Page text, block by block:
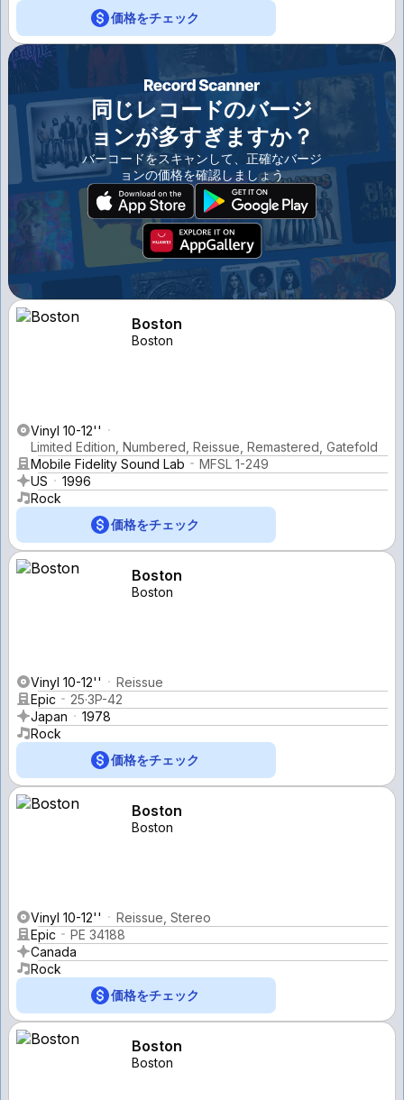
価格をチェック
同じレコードのバージ
ョンが多すぎますか？
バーコードをスキャンして、正確なバージ
ョンの価格を確認しましょう
Boston
Boston
Vinyl 10-12''
Limited Edition, Numbered, Reissue, Remastered, Gatefold
Mobile Fidelity Sound Lab
MFSL 1-249
US
1996
Rock
価格をチェック
Boston
Boston
Vinyl 10-12''
Reissue
Epic
25·3P-42
Japan
1978
Rock
価格をチェック
Boston
Boston
Vinyl 10-12''
Reissue, Stereo
Epic
PE 34188
Canada
Rock
価格をチェック
Boston
Boston